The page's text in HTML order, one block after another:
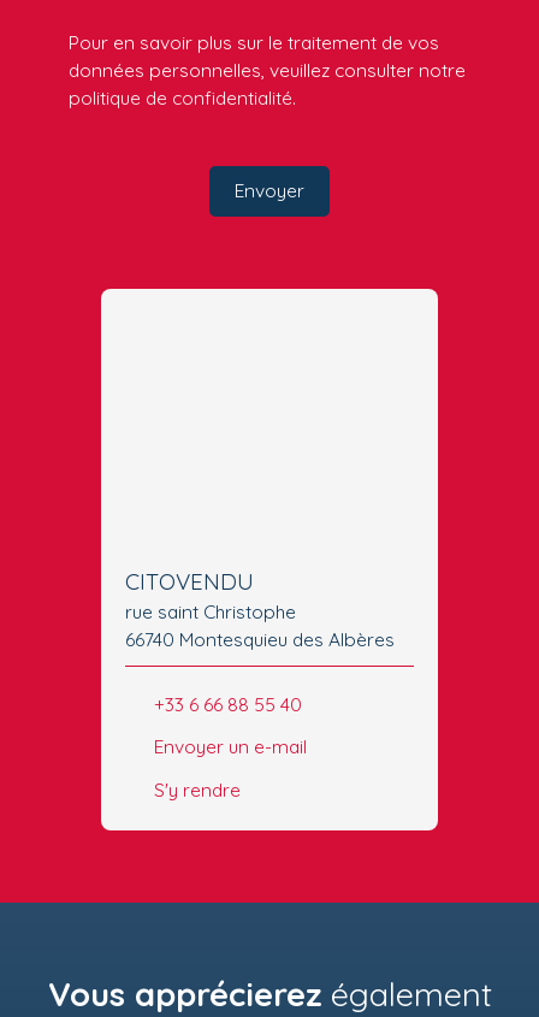
Pour en savoir plus sur le traitement de vos
données personnelles, veuillez consulter notre
politique de confidentialité.
Envoyer
CITOVENDU
rue saint Christophe
66740 Montesquieu des Albères
+33 6 66 88 55 40
Envoyer un e-mail
S'y rendre
Vous apprécierez également